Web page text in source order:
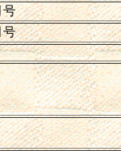
号
号